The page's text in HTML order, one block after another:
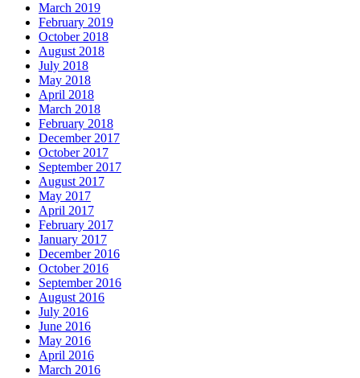
March 2019
February 2019
October 2018
August 2018
July 2018
May 2018
April 2018
March 2018
February 2018
December 2017
October 2017
September 2017
August 2017
May 2017
April 2017
February 2017
January 2017
December 2016
October 2016
September 2016
August 2016
July 2016
June 2016
May 2016
April 2016
March 2016